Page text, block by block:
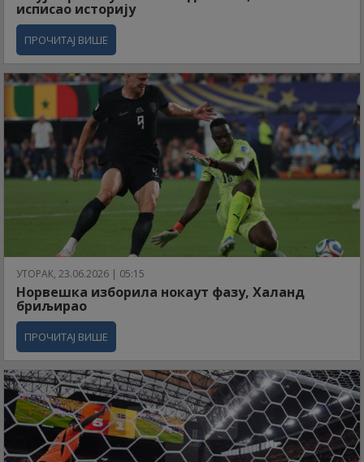
исписао историју
ПРОЧИТАЈ ВИШЕ
УТОРАК, 23.06.2026 | 05:15
Норвешка изборила нокаут фазу, Халанд
бриљирао
ПРОЧИТАЈ ВИШЕ